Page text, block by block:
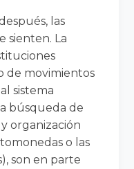
las
sienten. La
de movimientos
sistema
búsqueda de
organización
o las
son en parte